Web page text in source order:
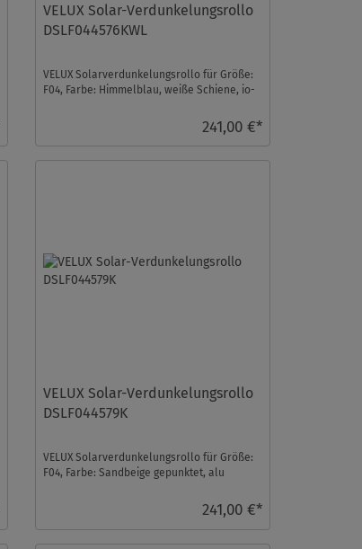
VELUX Solar-Verdunkelungsrollo
DSLF044576KWL
VELUX Solarverdunkelungsrollo für Größe:
F04, Farbe: Himmelblau, weiße Schiene, io-
241,00 €*
VELUX Solar-Verdunkelungsrollo
DSLF044579K
VELUX Solarverdunkelungsrollo für Größe:
F04, Farbe: Sandbeige gepunktet, alu
241,00 €*